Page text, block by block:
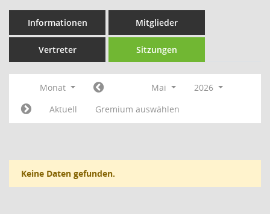
Informationen Mitglieder
Vertreter Sitzungen
Monat Mai
2026
Aktuell
Gremium auswählen
Keine Daten gefunden.